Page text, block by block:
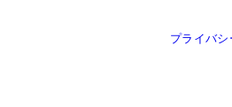
プライバ